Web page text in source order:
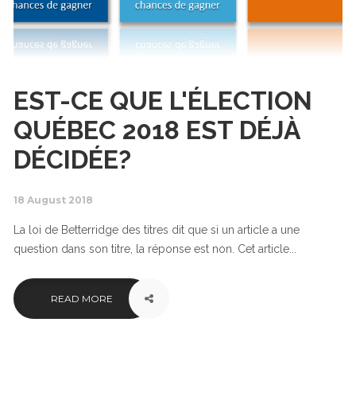
EST-CE QUE L'ÉLECTION
QUÉBEC 2018 EST DÉJÀ
DÉCIDÉE?
18 August 2018
La loi de Betterridge des titres dit que si un article a une
question dans son titre, la réponse est non. Cet article...
READ MORE